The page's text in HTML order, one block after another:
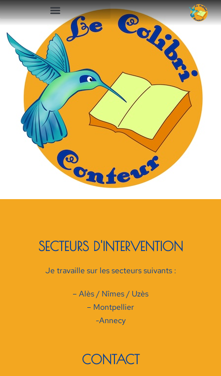
SECTEURS D'INTERVENTION
Je travaille sur les secteurs suivants :
– Alès / Nîmes / Uzès
– Montpellier
-Annecy
CONTACT